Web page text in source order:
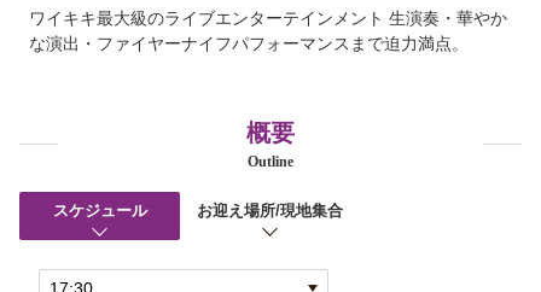
ワイキキ最大級のライブエンターテインメント 生演奏・華やか
な演出・ファイヤーナイフパフォーマンスまで迫力満点。
概要
Outline
スケジュール お迎え場所/現地集合